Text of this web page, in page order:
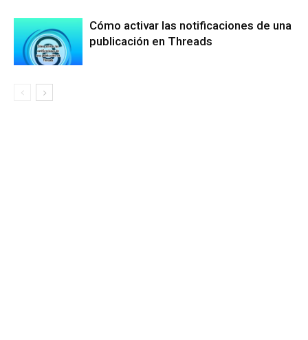
Cómo activar las notificaciones de una
publicación en Threads